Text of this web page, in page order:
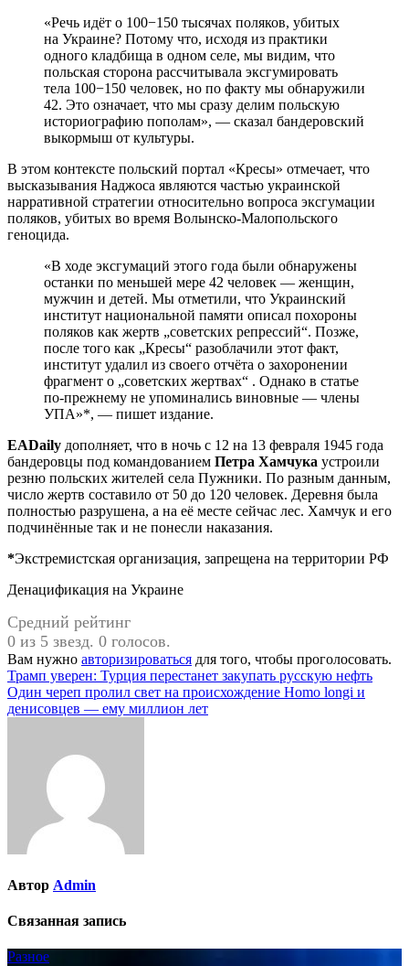
«Речь идёт о 100−150 тысячах поляков, убитых
на Украине? Потому что, исходя из практики
одного кладбища в одном селе, мы видим, что
польская сторона рассчитывала эксгумировать
тела 100−150 человек, но по факту мы обнаружили
42. Это означает, что мы сразу делим польскую
историографию пополам», — сказал бандеровский
выкормыш от культуры.
В этом контексте польский портал «Кресы» отмечает, что
высказывания Наджоса являются частью украинской
нарративной стратегии относительно вопроса эксгумации
поляков, убитых во время Волынско-Малопольского
геноцида.
«В ходе эксгумаций этого года были обнаружены
останки по меньшей мере 42 человек — женщин,
мужчин и детей. Мы отметили, что Украинский
институт национальной памяти описал похороны
поляков как жертв „советских репрессий“. Позже,
после того как „Кресы“ разоблачили этот факт,
институт удалил из своего отчёта о захоронении
фрагмент о „советских жертвах“ . Однако в статье
по-прежнему не упоминались виновные — члены
УПА»*, — пишет издание.
EADaily дополняет, что в ночь с 12 на 13 февраля 1945 года
бандеровцы под командованием Петра Хамчука устроили
резню польских жителей села Пужники. По разным данным,
число жертв составило от 50 до 120 человек. Деревня была
полностью разрушена, а на её месте сейчас лес. Хамчук и его
подчинённые так и не понесли наказания.
*Экстремистская организация, запрещена на территории РФ
Денацификация на Украине
Средний рейтинг
0 из 5 звезд. 0 голосов.
Вам нужно авторизироваться для того, чтобы проголосовать.
Навигация
по
Трамп уверен: Турция перестанет закупать русскую нефть
Один череп пролил свет на происхождение Homo longi и
денисовцев — ему миллион лет
Автор Admin
Связанная запись
Разное